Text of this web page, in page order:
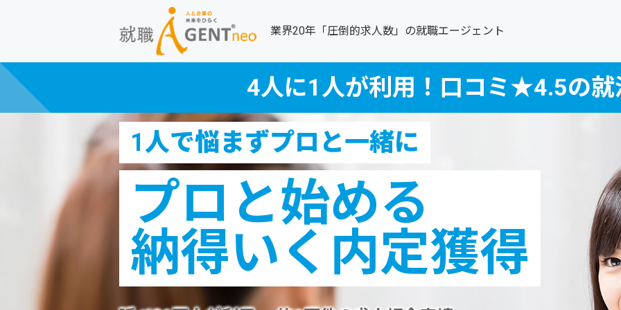
業界20年「圧倒的求人数」の就職エージェント
4人に1人が利用！口コミ★4.5の就
1人で悩まずプロと一緒に
プロと始める
納得いく内定獲得